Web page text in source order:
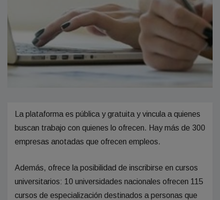
La plataforma es pública y gratuita y vincula a quienes
buscan trabajo con quienes lo ofrecen. Hay más de 300
empresas anotadas que ofrecen empleos.
Además, ofrece la posibilidad de inscribirse en cursos
universitarios: 10 universidades nacionales ofrecen 115
cursos de especialización destinados a personas que